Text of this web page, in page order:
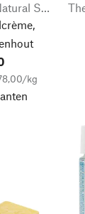
The Edinburgh Natural Skincare Company
kg